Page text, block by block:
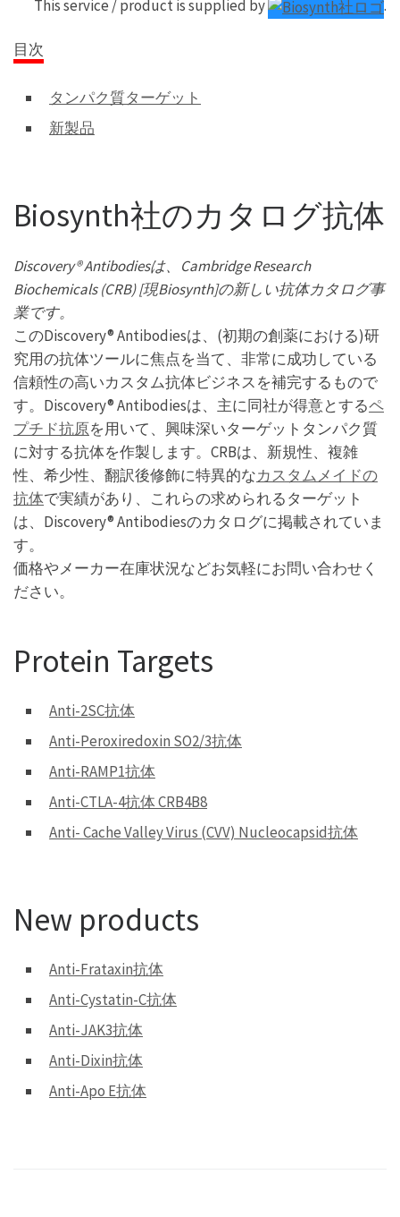
This service / product is supplied by .
目次
タンパク質ターゲット
新製品
Biosynth社のカタログ抗体
Discovery® Antibodiesは、Cambridge Research
Biochemicals (CRB) [現Biosynth]の新しい抗体カタログ事
業です。
このDiscovery® Antibodiesは、(初期の創薬における)研
究用の抗体ツールに焦点を当て、非常に成功している
信頼性の高いカスタム抗体ビジネスを補完するもので
す。Discovery® Antibodiesは、主に同社が得意とするペ
プチド抗原を用いて、興味深いターゲットタンパク質
に対する抗体を作製します。CRBは、新規性、複雑
性、希少性、翻訳後修飾に特異的なカスタムメイドの
抗体で実績があり、これらの求められるターゲット
は、Discovery® Antibodiesのカタログに掲載されていま
す。
価格やメーカー在庫状況などお気軽にお問い合わせく
ださい。
Protein Targets
Anti-2SC抗体
Anti-Peroxiredoxin SO2/3抗体
Anti-RAMP1抗体
Anti-CTLA-4抗体 CRB4B8
Anti- Cache Valley Virus (CVV) Nucleocapsid抗体
New products
Anti-Frataxin抗体
Anti-Cystatin-C抗体
Anti-JAK3抗体
Anti-Dixin抗体
Anti-Apo E抗体